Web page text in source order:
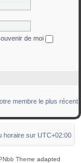
de moi
membre le plus récent
horaire sur UTC+02:00
Theme adapted